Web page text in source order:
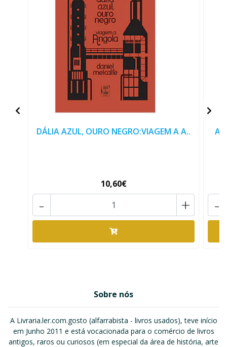
DÁLIA AZUL, OURO NEGRO:VIAGEM A A..
10,60€
+
-
A
-
Sobre nós
A Livraria.ler.com.gosto (alfarrabista - livros usados), teve início
em Junho 2011 e está vocacionada para o comércio de livros
antigos, raros ou curiosos (em especial da área de história, arte